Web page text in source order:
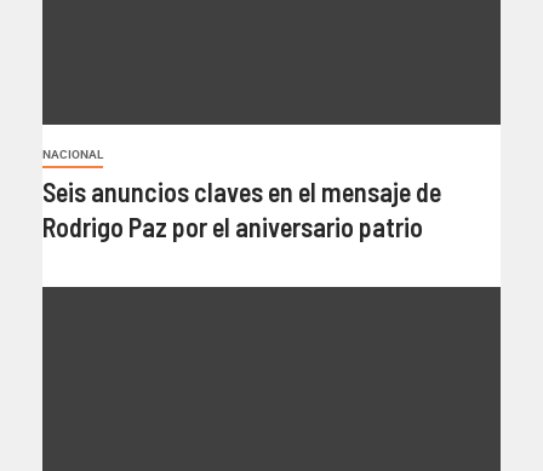
NACIONAL
Seis anuncios claves en el mensaje de
Rodrigo Paz por el aniversario patrio